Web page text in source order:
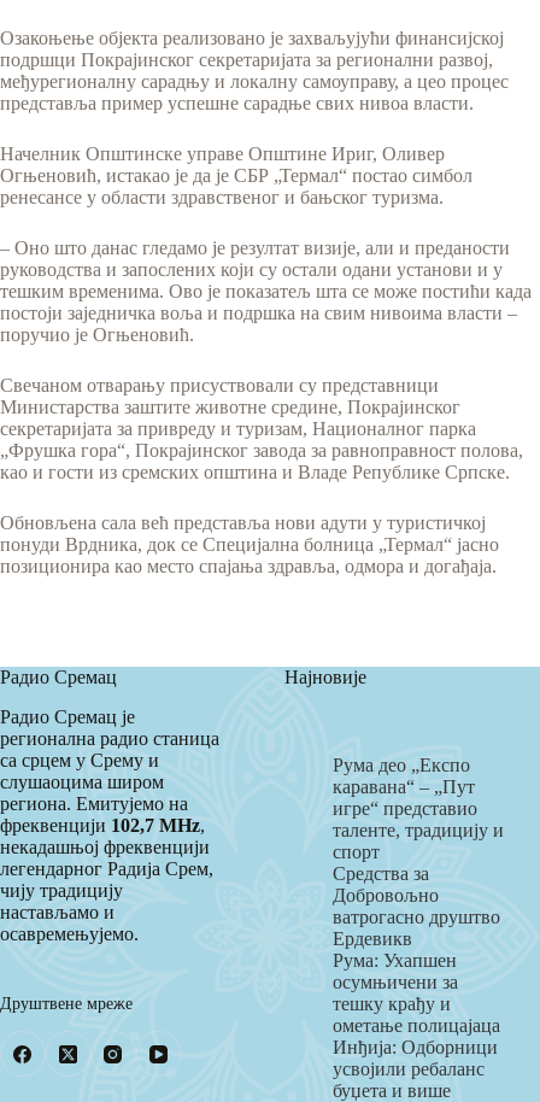
Озакоњење објекта реализовано је захваљујући финансијској
подршци Покрајинског секретаријата за регионални развој,
међурегионалну сарадњу и локалну самоуправу, а цео процес
представља пример успешне сарадње свих нивоа власти.
Начелник Општинске управе Општине Ириг, Оливер
Огњеновић, истакао је да је СБР „Термал“ постао симбол
ренесансе у области здравственог и бањског туризма.
– Оно што данас гледамо је резултат визије, али и преданости
руководства и запослених који су остали одани установи и у
тешким временима. Ово је показатељ шта се може постићи када
постоји заједничка воља и подршка на свим нивоима власти –
поручио је Огњеновић.
Свечаном отварању присуствовали су представници
Министарства заштите животне средине, Покрајинског
секретаријата за привреду и туризам, Националног парка
„Фрушка гора“, Покрајинског завода за равноправност полова,
као и гости из сремских општина и Владе Републике Српске.
Обновљена сала већ представља нови адути у туристичкој
понуди Врдника, док се Специјална болница „Термал“ јасно
позиционира као место спајања здравља, одмора и догађаја.
Радио Сремац
Радио Сремац је
регионална радио станица
са срцем у Срему и
слушаоцима широм
региона. Емитујемо на
фреквенцији 102,7 MHz,
некадашњој фреквенцији
легендарног Радија Срем,
чију традицију
настављамо и
осавремењујемо.
Друштвене мреже
Најновије
Рума део „Експо
каравана“ – „Пут
игре“ представио
таленте, традицију и
спорт
Средства за
Добровољно
ватрогасно друштво
Ердевикв
Рума: Ухапшен
осумњичени за
тешку крађу и
ометање полицајаца
Инђија: Одборници
усвојили ребаланс
буџета и више